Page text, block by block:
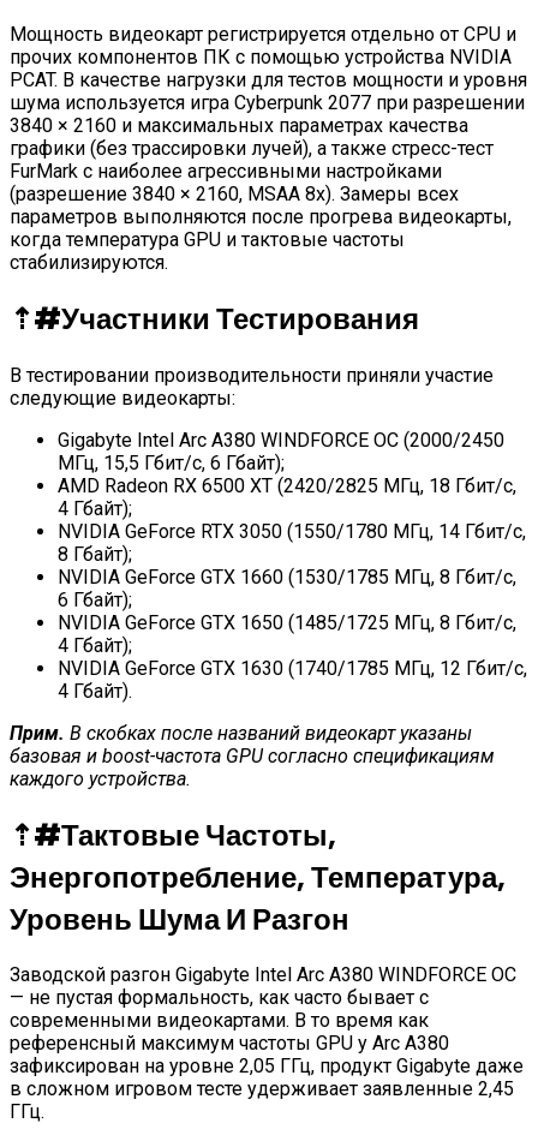
Мощность видеокарт регистрируется отдельно от CPU и
прочих компонентов ПК с помощью устройства NVIDIA
PCAT. В качестве нагрузки для тестов мощности и уровня
шума используется игра Cyberpunk 2077 при разрешении
3840 × 2160 и максимальных параметрах качества
графики (без трассировки лучей), а также стресс-тест
FurMark с наиболее агрессивными настройками
(разрешение 3840 × 2160, MSAA 8x). Замеры всех
параметров выполняются после прогрева видеокарты,
когда температура GPU и тактовые частоты
стабилизируются.
⇡#Участники Тестирования
В тестировании производительности приняли участие
следующие видеокарты:
Gigabyte Intel Arc A380 WINDFORCE OC (2000/2450
МГц, 15,5 Гбит/с, 6 Гбайт);
AMD Radeon RX 6500 XT (2420/2825 МГц, 18 Гбит/с,
4 Гбайт);
NVIDIA GeForce RTX 3050 (1550/1780 МГц, 14 Гбит/с,
8 Гбайт);
NVIDIA GeForce GTX 1660 (1530/1785 МГц, 8 Гбит/с,
6 Гбайт);
NVIDIA GeForce GTX 1650 (1485/1725 МГц, 8 Гбит/с,
4 Гбайт);
NVIDIA GeForce GTX 1630 (1740/1785 МГц, 12 Гбит/с,
4 Гбайт).
Прим. В скобках после названий видеокарт указаны
базовая и boost-частота GPU согласно спецификациям
каждого устройства.
⇡#Тактовые Частоты,
Энергопотребление, Температура,
Уровень Шума И Разгон
Заводской разгон Gigabyte Intel Arc A380 WINDFORCE OC
— не пустая формальность, как часто бывает с
современными видеокартами. В то время как
референсный максимум частоты GPU у Arc A380
зафиксирован на уровне 2,05 ГГц, продукт Gigabyte даже
в сложном игровом тесте удерживает заявленные 2,45
ГГц.